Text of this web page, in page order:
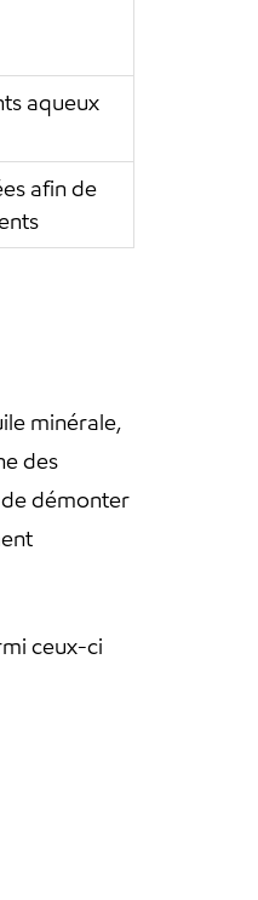
aqueux
afin de
minérale,
des
de démonter
ceux-ci